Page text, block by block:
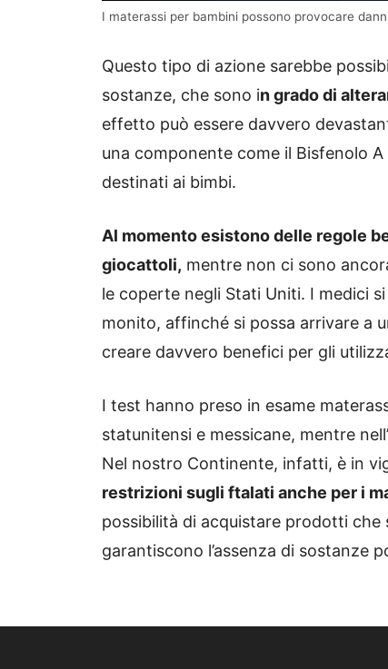
I materassi per bambini possono provocare
Questo tipo di azione sarebbe
sostanze, che sono in grado di
effetto può essere davvero
una componente come il Bisfenolo
destinati ai bimbi.
Al momento esistono delle regole
giocattoli, mentre non ci sono
le coperte negli Stati Uniti. I medici
monito, affinché si possa arrivare a
creare davvero benefici per gli
I test hanno preso in esame
statunitensi e messicane, mentre
Nel nostro Continente, infatti, è in
restrizioni sugli ftalati anche per i
possibilità di acquistare prodotti
garantiscono l’assenza di sostanze